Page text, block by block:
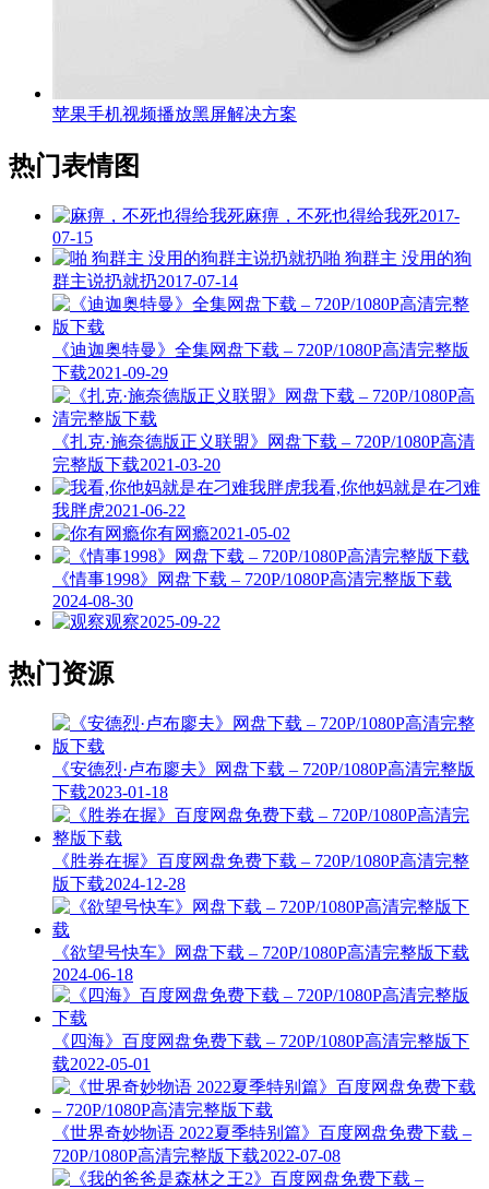
苹果手机视频播放黑屏解决方案
热门表情图
麻痹，不死也得给我死2017-
07-15
啪 狗群主 没用的狗
群主说扔就扔2017-07-14
《迪迦奥特曼》全集网盘下载 – 720P/1080P高清完整版
下载2021-09-29
《扎克·施奈德版正义联盟》网盘下载 – 720P/1080P高清
完整版下载2021-03-20
我看,你他妈就是在刁难
我胖虎2021-06-22
你有网瘾2021-05-02
《情事1998》网盘下载 – 720P/1080P高清完整版下载
2024-08-30
观察2025-09-22
热门资源
《安德烈·卢布廖夫》网盘下载 – 720P/1080P高清完整版
下载2023-01-18
《胜券在握》百度网盘免费下载 – 720P/1080P高清完整
版下载2024-12-28
《欲望号快车》网盘下载 – 720P/1080P高清完整版下载
2024-06-18
《四海》百度网盘免费下载 – 720P/1080P高清完整版下
载2022-05-01
《世界奇妙物语 2022夏季特别篇》百度网盘免费下载 –
720P/1080P高清完整版下载2022-07-08